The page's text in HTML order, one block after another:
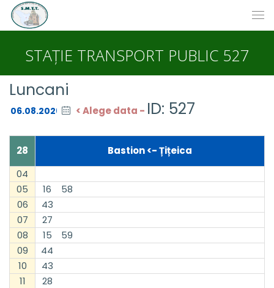
STAȚIE TRANSPORT PUBLIC 527
Luncani
< Alege data - ID: 527
28
Bastion <- Țițeica
04
05
16
58
06
43
07
27
08
15
59
09
44
10
43
11
28